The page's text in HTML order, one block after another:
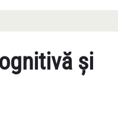
și